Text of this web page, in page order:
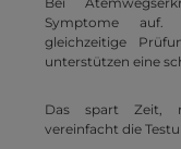
Symptome auf.
gleichzeitige
unterstützen eine
Das spart Zeit,
vereinfacht die